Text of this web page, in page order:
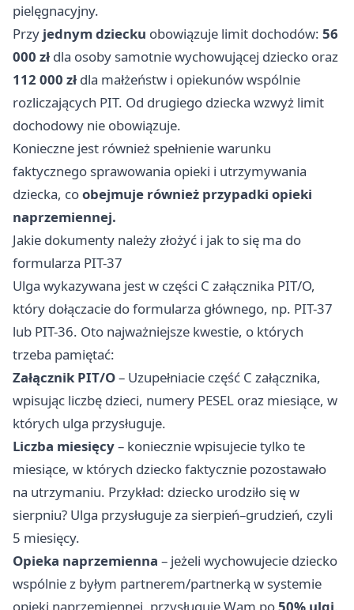
pielęgnacyjny.
Przy jednym dziecku obowiązuje limit dochodów: 56
000 zł dla osoby samotnie wychowującej dziecko oraz
112 000 zł dla małżeństw i opiekunów wspólnie
rozliczających PIT. Od drugiego dziecka wzwyż limit
dochodowy nie obowiązuje.
Konieczne jest również spełnienie warunku
faktycznego sprawowania opieki i utrzymywania
dziecka, coobejmuje również przypadki opieki
naprzemiennej.
Jakie dokumenty należy złożyć i jak to się ma do
formularza PIT-37
Ulga wykazywana jest w części C załącznika PIT/O,
który dołączacie do formularza głównego, np. PIT-37
lub PIT-36. Oto najważniejsze kwestie, o których
trzeba pamiętać:
Załącznik PIT/O– Uzupełniacie część C załącznika,
wpisując liczbę dzieci, numery PESEL oraz miesiące, w
których ulga przysługuje.
Liczba miesięcy– koniecznie wpisujecie tylko te
miesiące, w których dziecko faktycznie pozostawało
na utrzymaniu. Przykład: dziecko urodziło się w
sierpniu? Ulga przysługuje za sierpień–grudzień, czyli
5 miesięcy.
Opieka naprzemienna – jeżeli wychowujecie dziecko
wspólnie z byłym partnerem/partnerką w systemie
opieki naprzemiennej, przysługuje Wam po50% ulgi